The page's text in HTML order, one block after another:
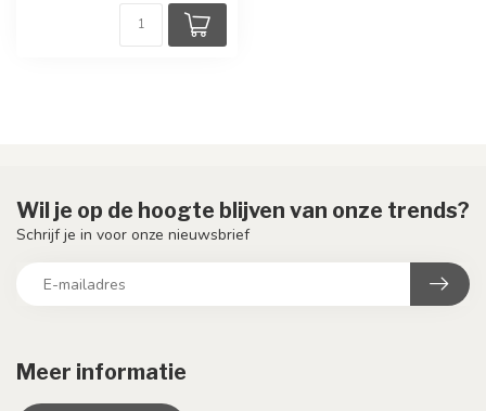
Meer informatie
Wil je op de hoogte blijven van onze trends?
Schrijf je in voor onze nieuwsbrief